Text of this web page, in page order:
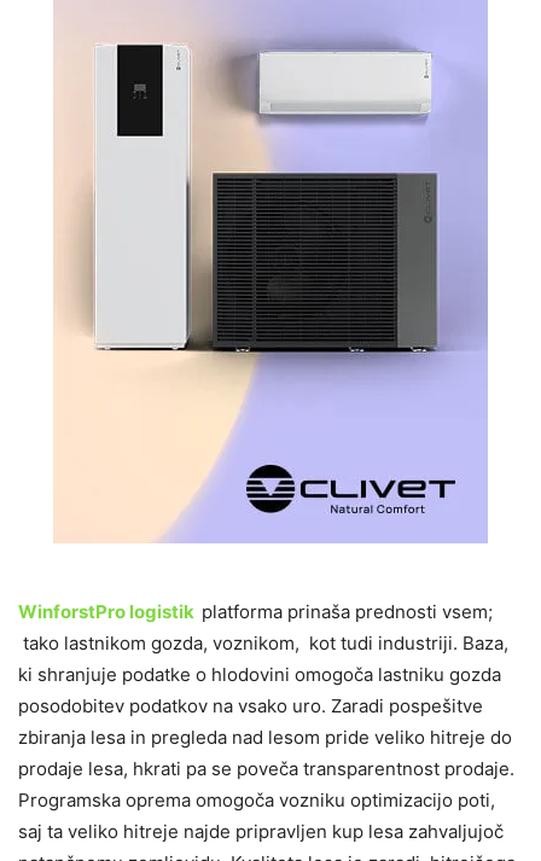
WinforstPro logistik platforma prinaša prednosti vsem;
tako lastnikom gozda, voznikom, kot tudi industriji. Baza,
ki shranjuje podatke o hlodovini omogoča lastniku gozda
posodobitev podatkov na vsako uro. Zaradi pospešitve
zbiranja lesa in pregleda nad lesom pride veliko hitreje do
prodaje lesa, hkrati pa se poveča transparentnost prodaje.
Programska oprema omogoča vozniku optimizacijo poti,
saj ta veliko hitreje najde pripravljen kup lesa zahvaljujoč